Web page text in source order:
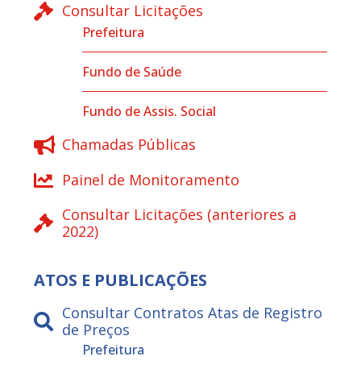
Consultar Licitações
Prefeitura
Fundo de Saúde
Fundo de Assis. Social
Chamadas Públicas
Painel de Monitoramento
Consultar Licitações (anteriores a
2022)
ATOS E PUBLICAÇÕES
Consultar Contratos Atas de Registro
de Preços
Prefeitura